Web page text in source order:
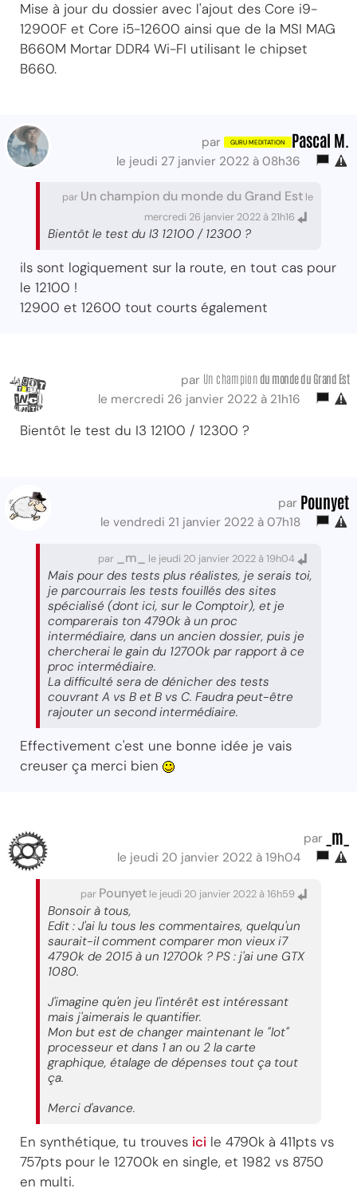
Mise à jour du dossier avec l'ajout des Core i9-
12900F et Core i5-12600 ainsi que de la MSI MAG
B660M Mortar DDR4 Wi-FI utilisant le chipset
B660.
par Pascal M.
le jeudi 27 janvier 2022 à 08h36
par Un champion du monde du Grand Est le
mercredi 26 janvier 2022 à 21h16
Bientôt le test du I3 12100 / 12300 ?
ils sont logiquement sur la route, en tout cas pour
le 12100 !
12900 et 12600 tout courts également
par Un champion du monde du Grand Est
le mercredi 26 janvier 2022 à 21h16
Bientôt le test du I3 12100 / 12300 ?
par Pounyet
le vendredi 21 janvier 2022 à 07h18
par _m_ le jeudi 20 janvier 2022 à 19h04
Mais pour des tests plus réalistes, je serais toi,
je parcourrais les tests fouillés des sites
spécialisé (dont ici, sur le Comptoir), et je
comparerais ton 4790k à un proc
intermédiaire, dans un ancien dossier, puis je
chercherai le gain du 12700k par rapport à ce
proc intermédiaire.
La difficulté sera de dénicher des tests
couvrant A vs B et B vs C. Faudra peut-être
rajouter un second intermédiaire.
Effectivement c'est une bonne idée je vais
creuser ça merci bien
par _m_
le jeudi 20 janvier 2022 à 19h04
par Pounyet le jeudi 20 janvier 2022 à 16h59
Bonsoir à tous,
Edit : J'ai lu tous les commentaires, quelqu'un
saurait-il comment comparer mon vieux i7
4790k de 2015 à un 12700k ? PS : j'ai une GTX
1080.
J'imagine qu'en jeu l'intérêt est intéressant
mais j'aimerais le quantifier.
Mon but est de changer maintenant le "lot"
processeur et dans 1 an ou 2 la carte
graphique, étalage de dépenses tout ça tout
ça.
Merci d'avance.
En synthétique, tu trouves ici le 4790k à 411pts vs
757pts pour le 12700k en single, et 1982 vs 8750
en multi.